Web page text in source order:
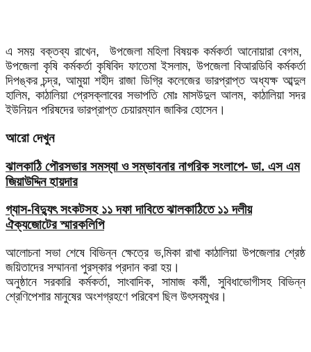
এ সময় বক্তব্য রাখেন, উপজেলা মহিলা বিষয়ক কর্মকর্তা আনোয়ারা বেগম,
উপজেলা কৃষি কর্মকর্তা কৃষিবিদ ফাতেমা ইসলাম, উপজেলা বিআরডিবি কর্মকর্তা
দিপঙ্কর চন্দ্র, আমুয়া শহীদ রাজা ডিগ্রি কলেজের ভারপ্রাপ্ত অধ্যক্ষ আব্দুল
হালিম, কাঠালিয়া প্রেসক্লাবের সভাপতি মোঃ মাসউদুল আলম, কাঠালিয়া সদর
ইউনিয়ন পরিষদের ভারপ্রাপ্ত চেয়ারম্যান জাকির হোসেন।
আরো দেখুন
ঝালকাঠি পৌরসভার সমস্যা ও সম্ভাবনার নাগরিক সংলাপে- ডা. এস এম
জিয়াউদ্দিন হায়দার
গ্যাস-বিদ্যুৎ সংকটসহ ১১ দফা দাবিতে ঝালকাঠিতে ১১ দলীয়
ঐক্যজোটের স্মারকলিপি
আলোচনা সভা শেষে বিভিন্ন ক্ষেত্রে ভ‚মিকা রাখা কাঠালিয়া উপজেলার শ্রেষ্ঠ
জয়িতাদের সম্মাননা পুরস্কার প্রদান করা হয়।
অনুষ্ঠানে সরকারি কর্মকর্তা, সাংবাদিক, সামাজ কর্মী, সুবিধাভোগীসহ বিভিন্ন
শ্রেণিপেশার মানুষের অংশগ্রহণে পরিবেশ ছিল উৎসবমুখর।